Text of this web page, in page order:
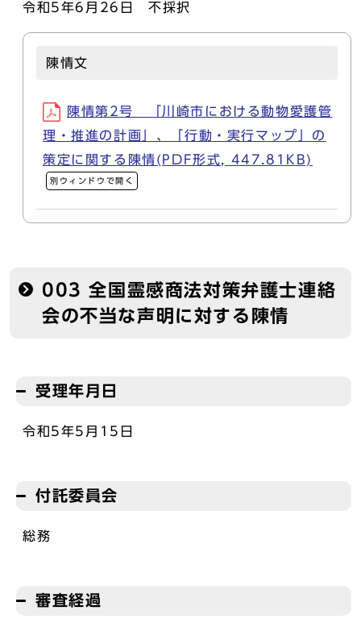
令和5年6月26日 不採択
陳情文
陳情第2号 「川崎市における動物愛護管
理・推進の計画」、「行動・実行マップ」の
策定に関する陳情(PDF形式, 447.81KB)
別ウィンドウで開く
003 全国霊感商法対策弁護士連絡
会の不当な声明に対する陳情
受理年月日
令和5年5月15日
付託委員会
総務
審査経過